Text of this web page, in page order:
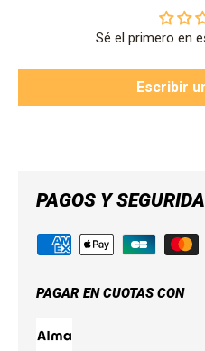
Sé el primero en
Escribir
PAGOS Y
PAGAR EN CUOTAS CON